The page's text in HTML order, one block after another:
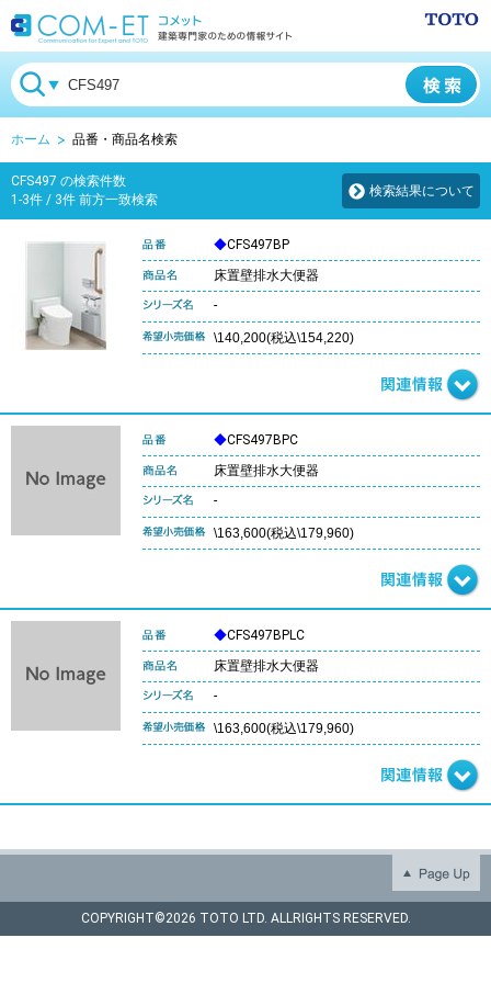
ホーム 品番・商品名検索
CFS497 の検索件数
1-3件 / 3件 前方一致検索
検索結果について
◆CFS497BP
床置壁排水大便器
-
\140,200(税込\154,220)
◆CFS497BPC
床置壁排水大便器
-
\163,600(税込\179,960)
◆CFS497BPLC
床置壁排水大便器
-
\163,600(税込\179,960)
COPYRIGHT©2026 TOTO LTD. ALLRIGHTS RESERVED.